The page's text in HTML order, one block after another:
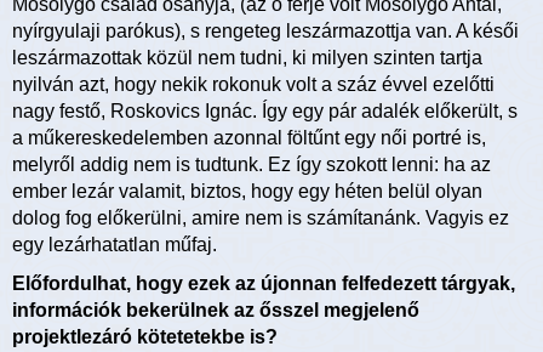
nyírgyulaji parókus), s rengeteg leszármazottja van. A késői
leszármazottak közül nem tudni, ki milyen szinten tartja
nyilván azt, hogy nekik rokonuk volt a száz évvel ezelőtti
nagy festő, Roskovics Ignác. Így egy pár adalék előkerült, s
a műkereskedelemben azonnal föltűnt egy női portré is,
melyről addig nem is tudtunk. Ez így szokott lenni: ha az
ember lezár valamit, biztos, hogy egy héten belül olyan
dolog fog előkerülni, amire nem is számítanánk. Vagyis ez
egy lezárhatatlan műfaj.
Előfordulhat, hogy ezek az újonnan felfedezett tárgyak,
információk bekerülnek az ősszel megjelenő
projektlezáró kötetetekbe is?